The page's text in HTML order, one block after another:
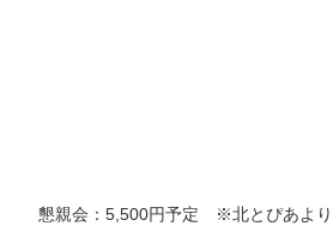
懇親会：5,500円予定 ※北とぴあよ